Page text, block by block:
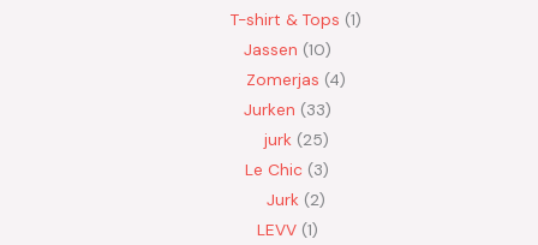
T-shirt & Tops 1
Jassen 10
Zomerjas 4
Jurken 33
jurk 25
Le Chic 3
Jurk 2
LEVV 1